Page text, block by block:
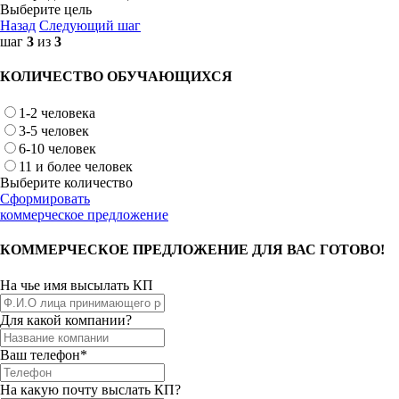
Выберите цель
Назад Следующий шаг
шаг 3 из 3
КОЛИЧЕСТВО ОБУЧАЮЩИХСЯ
1-2 человека
3-5 человек
6-10 человек
11 и более человек
Выберите количество
Сформировать
коммерческое предложение
КОММЕРЧЕСКОЕ ПРЕДЛОЖЕНИЕ ДЛЯ ВАС ГОТОВО!
На чье имя высылать КП
Для какой компании?
Ваш телефон*
На какую почту выслать КП?